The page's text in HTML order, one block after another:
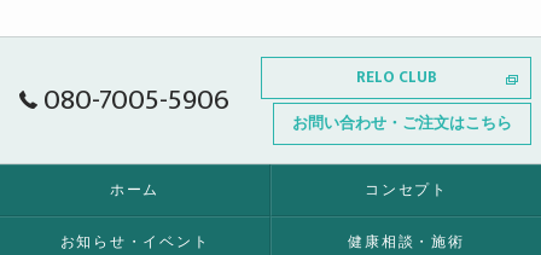
080-7005-5906
RELO CLUB
お問い合わせ・ご注文はこちら
ホーム コンセプト
お知らせ・イベント 健康相談・施術